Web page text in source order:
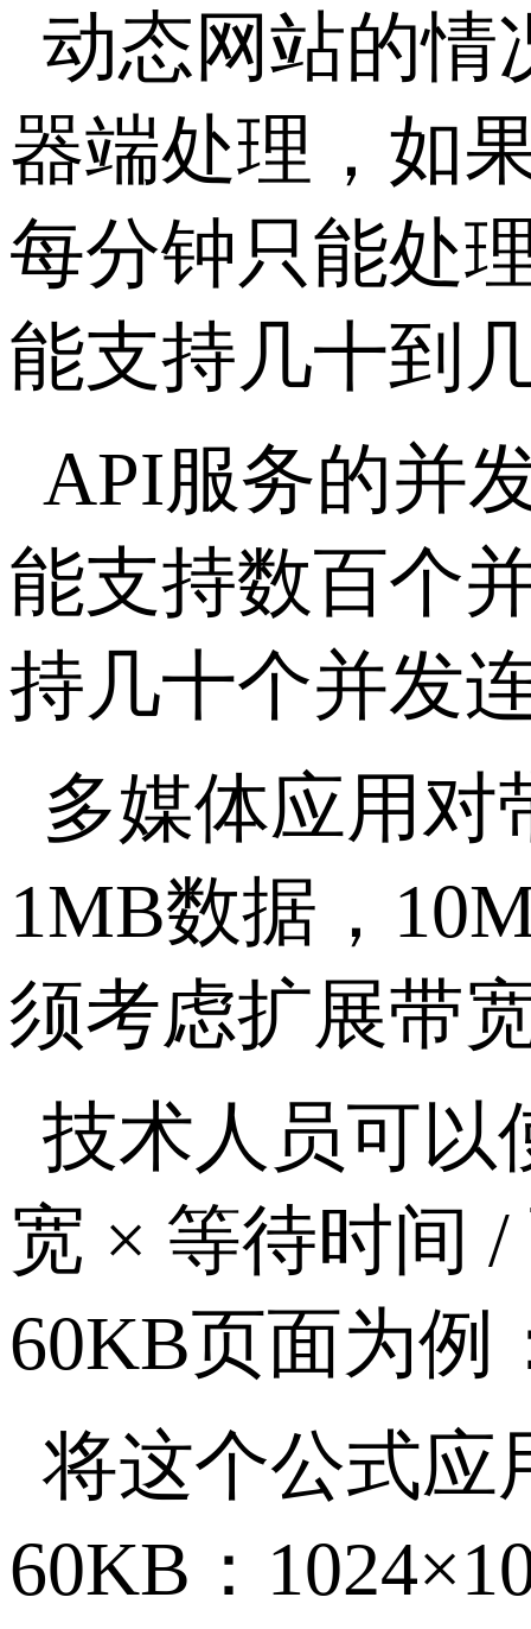
动态网站的情
器端处理，如
每分钟只能处
能支持几十到
API服务的并
能支持数百个
持几十个并发
多媒体应用对
1MB数据，
须考虑扩展带
技术人员可以
宽 × 等待时间 /
60KB页面为例
将这个公式应
60KB ： 1024×